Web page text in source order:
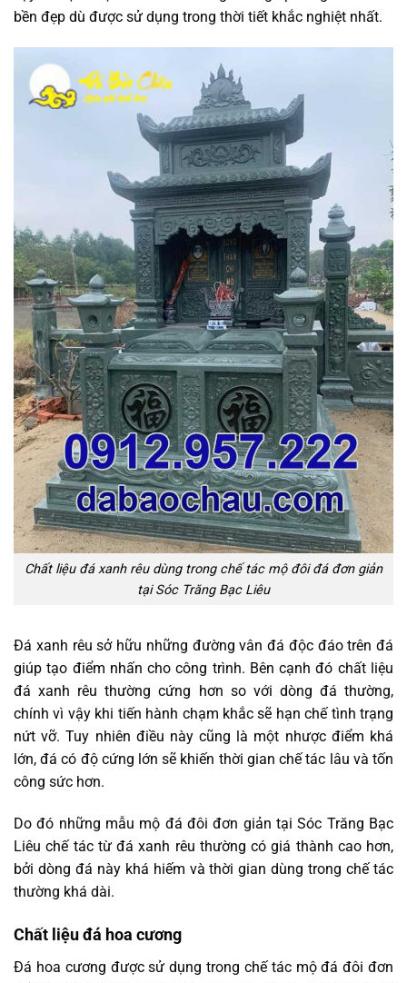
bền đẹp dù được sử dụng trong thời tiết khắc nghiệt nhất.
Chất liệu đá xanh rêu dùng trong chế tác mộ đôi đá đơn giản
tại Sóc Trăng Bạc Liêu
Đá xanh rêu sở hữu những đường vân đá độc đáo trên đá
giúp tạo điểm nhấn cho công trình. Bên cạnh đó chất liệu
đá xanh rêu thường cứng hơn so với dòng đá thường,
chính vì vậy khi tiến hành chạm khắc sẽ hạn chế tình trạng
nứt vỡ. Tuy nhiên điều này cũng là một nhược điểm khá
lớn, đá có độ cứng lớn sẽ khiến thời gian chế tác lâu và tốn
công sức hơn.
Do đó những mẫu mộ đá đôi đơn giản tại Sóc Trăng Bạc
Liêu chế tác từ đá xanh rêu thường có giá thành cao hơn,
bởi dòng đá này khá hiếm và thời gian dùng trong chế tác
thường khá dài.
Chất liệu đá hoa cương
Đá hoa cương được sử dụng trong chế tác mộ đá đôi đơn